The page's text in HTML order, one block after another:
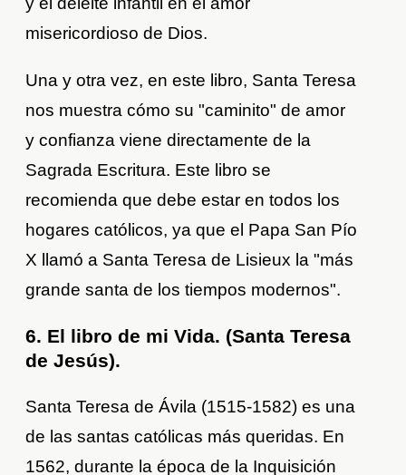
misericordioso de Dios.
Una y otra vez, en este libro, Santa Teresa
nos muestra cómo su "caminito" de amor
y confianza viene directamente de la
Sagrada Escritura. Este libro se
recomienda que debe estar en todos los
hogares católicos, ya que el Papa San Pío
X llamó a Santa Teresa de Lisieux la "más
grande santa de los tiempos modernos".
6. El libro de mi Vida. (Santa Teresa
de Jesús).
Santa Teresa de Ávila (1515-1582) es una
de las santas católicas más queridas. En
1562, durante la época de la Inquisición